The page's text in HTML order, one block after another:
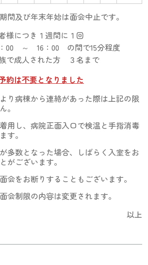
間及び年末年始は面会中止です。
につき１週間に１回
～ 16：00 の間で15分程度
で成人された方 ３名まで
約は不要となりました
り病棟から連絡があった際は上記の限
。
用し、病院正面入口で検温と手指消毒
す。
多数となった場合、しばらく入室をお
がございます。
会をお断りすることもございます。
会制限の内容は変更されます。
以上